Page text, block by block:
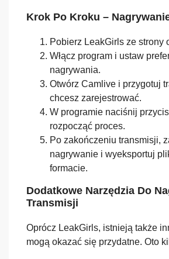
Krok Po Kroku –
Pobierz LeakGirls ze strony
Włącz program i ustaw
nagrywania.
Otwórz Camlive i przygotuj
chcesz zarejestrować.
W programie naciśnij
rozpocząć proces.
Po zakończeniu transmisji,
nagrywanie i wyeksportuj
formacie.
Dodatkowe Narzędzia Do
Transmisji
Oprócz LeakGirls, istnieją także
mogą okazać się przydatne. Oto